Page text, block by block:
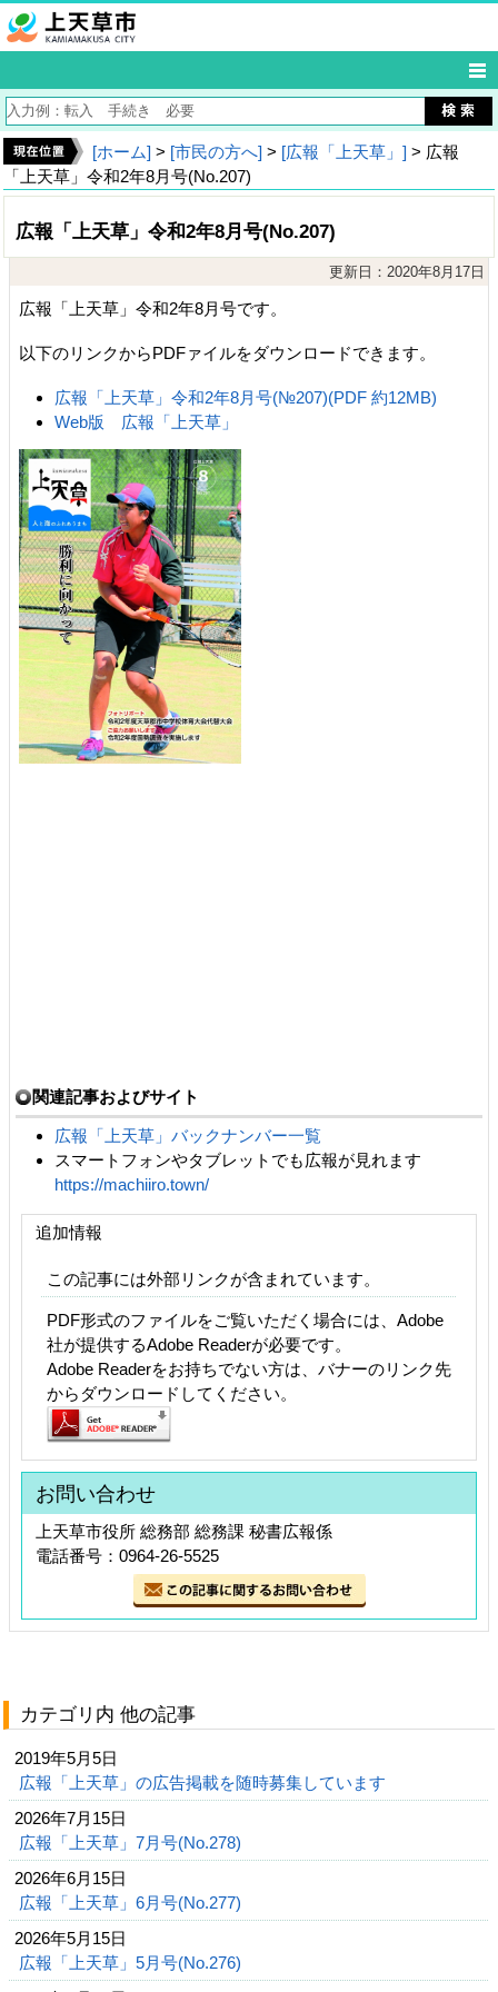
[ホーム] > [市民の方へ] > [広報「上天草」] > 広報
「上天草」令和2年8月号(No.207)
広報「上天草」令和2年8月号(No.207)
更新日：2020年8月17日
広報「上天草」令和2年8月号です。
以下のリンクからPDFァイルをダウンロードできます。
広報「上天草」令和2年8月号(№207)(PDF 約12MB)
Web版 広報「上天草」
関連記事およびサイト
広報「上天草」バックナンバー一覧
スマートフォンやタブレットでも広報が見れます
https://machiiro.town/
追加情報
この記事には外部リンクが含まれています。
PDF形式のファイルをご覧いただく場合には、Adobe
社が提供するAdobe Readerが必要です。
Adobe Readerをお持ちでない方は、バナーのリンク先
からダウンロードしてください。
お問い合わせ
上天草市役所 総務部 総務課 秘書広報係
電話番号：0964-26-5525
カテゴリ内 他の記事
2019年5月5日
広報「上天草」の広告掲載を随時募集しています
2026年7月15日
広報「上天草」7月号(No.278)
2026年6月15日
広報「上天草」6月号(No.277)
2026年5月15日
広報「上天草」5月号(No.276)